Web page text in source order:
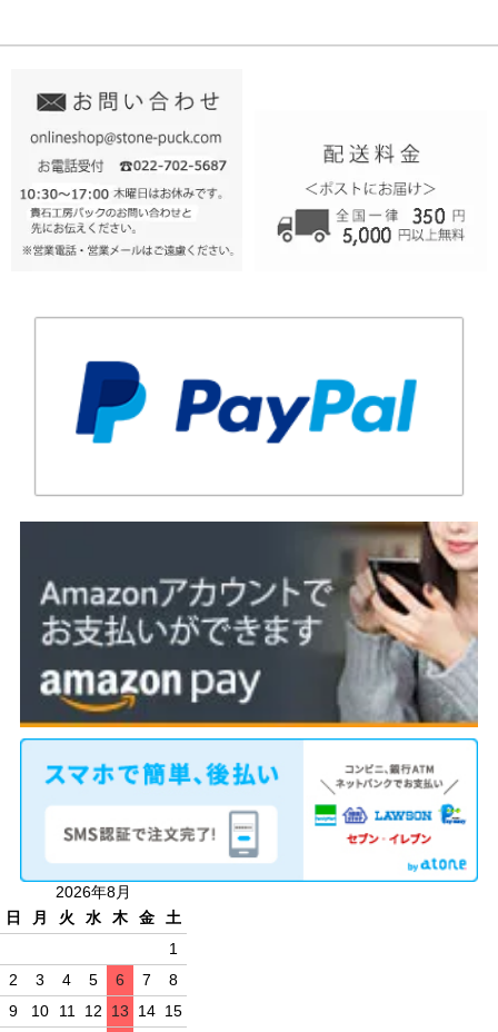
2026年8月
日
月 火 水 木 金
土
1
2
3 4 5 6 7
8
9
10 11 12 13 14 15